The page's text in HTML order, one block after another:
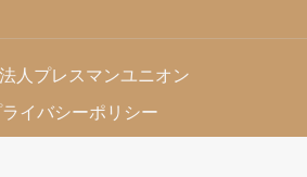
人プレスマンユニオン
イバシーポリシー